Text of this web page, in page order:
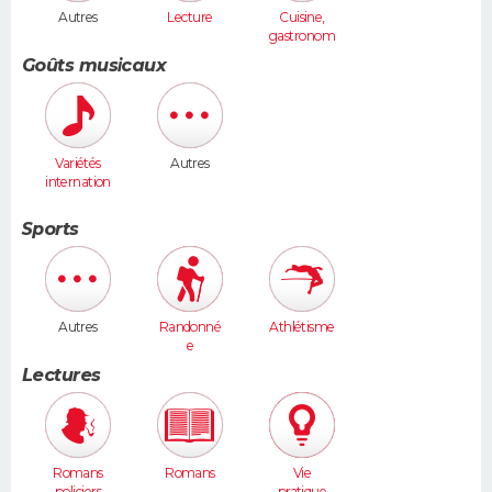
Autres Lecture
Cuisine,
gastronom
Goûts musicaux
Variétés
internation
Autres
Sports
Autres
Randonné
e
Athlétisme
Lectures
Romans
Romans
Vie